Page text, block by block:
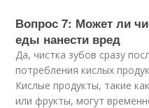
Вопрос 7: Может ли
еды нанести вред
Да, чистка зубов сразу
потребления кислых
Кислые продукты, такие
или фрукты, могут